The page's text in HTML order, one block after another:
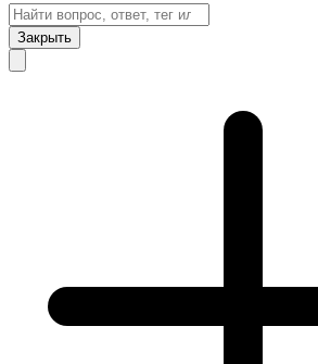
Закрыть